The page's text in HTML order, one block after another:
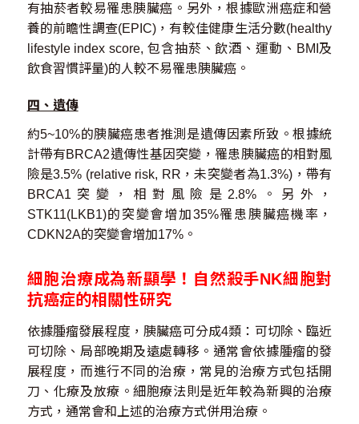
有抽菸者較易罹患胰臟癌。另外，根據歐洲癌症和營
養的前瞻性調查(EPIC)，有較佳健康生活分數(healthy
lifestyle index score, 包含抽菸、飲酒、運動、BMI及
飲食習慣評量)的人較不易罹患胰臟癌。
四、遺傳
約5~10%的胰臟癌患者推測是遺傳因素所致。根據統
計帶有BRCA2遺傳性基因突變，罹患胰臟癌的相對風
險是3.5% (relative risk, RR，未突變者為1.3%)，帶有
BRCA1突變，相對風險是2.8%。另外，
STK11(LKB1)的突變會增加35%罹患胰臟癌機率，
CDKN2A的突變會增加17%。
細胞治療成為新顯學！自然殺手NK細胞對
抗癌症的相關性研究
依據腫瘤發展程度，胰臟癌可分成4類：可切除、臨近
可切除、局部晚期及遠處轉移。通常會依據腫瘤的發
展程度，而進行不同的治療，常見的治療方式包括開
刀、化療及放療。細胞療法則是近年較為新興的治療
方式，通常會和上述的治療方式併用治療。